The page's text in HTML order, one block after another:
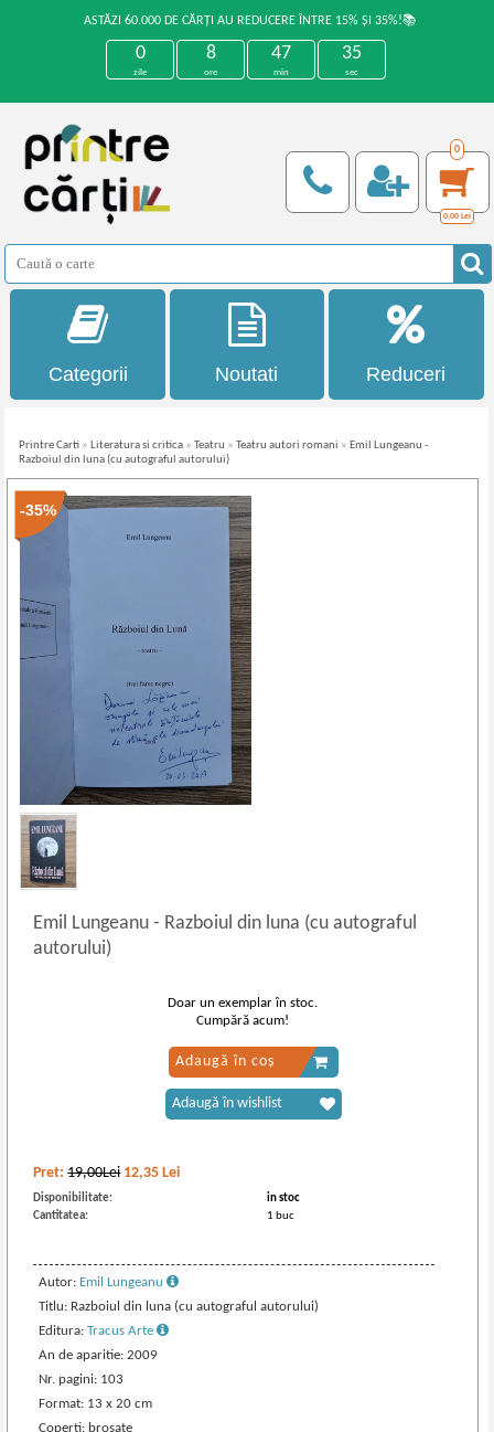
ASTĂZI 60.000 DE CĂRȚI AU REDUCERE ÎNTRE 15% ȘI 35%!📚
0
zile
8
ore
47
min
35
sec
0
0,00 Lei
Categorii Noutati Reduceri
Printre Carti » Literatura si critica »Teatru »Teatru autori romani » Emil Lungeanu -
Razboiul din luna (cu autograful autorului)
-35%
Emil Lungeanu- Razboiul din luna (cu autograful
autorului)
Pret:19,00Lei 12,35 Lei
Disponibilitate:
in stoc
Cantitatea:
1 buc
Autor: Emil Lungeanu
Titlu: Razboiul din luna (cu autograful autorului)
Editura:Tracus Arte
An de aparitie: 2009
Nr. pagini: 103
Format: 13 x 20 cm
Coperti: brosate
Doar un exemplar în stoc.
Cumpără acum!
Adaugă în coș
Adaugă în wishlist